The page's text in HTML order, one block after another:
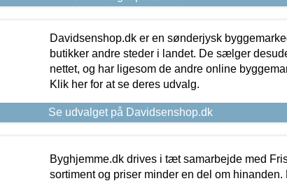
Davidsenshop.dk er en sønderjysk
butikker andre steder i landet. De sælger
nettet, og har ligesom de andre online
Klik her for at se deres udvalg.
Se udvalget på Davidsenshop.dk
Byghjemme.dk drives i tæt samarbejde med
sortiment og priser minder en del om hinanden.